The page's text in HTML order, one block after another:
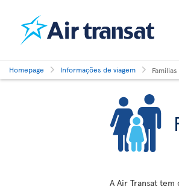
Homepage Informações de viagem
A Air Transat